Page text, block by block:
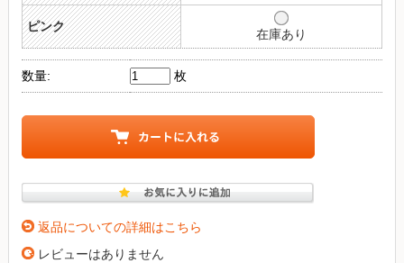
ピンク
在庫あり
数量: 枚
返品についての詳細はこちら
レビューはありません